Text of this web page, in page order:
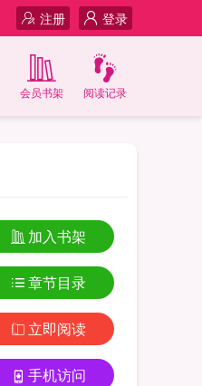
登录
注册
阅读记录
会员书架
加入书架
章节目录
立即阅读
手机访问